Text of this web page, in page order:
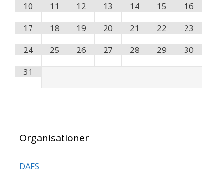
10 11 12 13 14 15
16
17
18 19 20 21 22
23
24
25 26 27 28 29
30
31
Organisationer
DAFS